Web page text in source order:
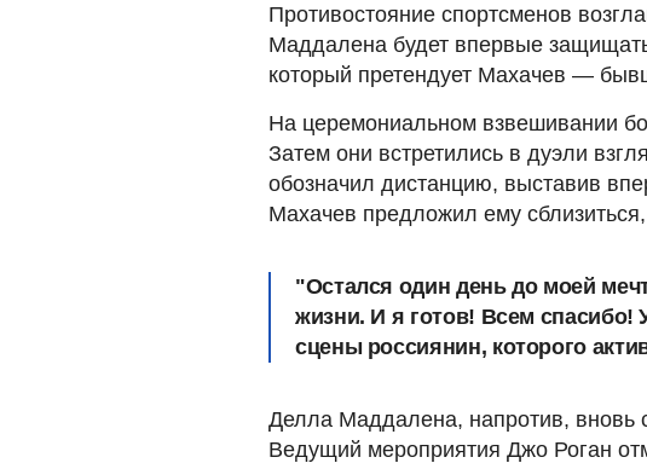
Противостояние спортсменов
Маддалена будет впервые
который претендует Махачев —
На церемониальном взвешивании
Затем они встретились в дуэли
обозначил дистанцию, выставив
Махачев предложил ему
"Остался один день до моей
жизни. И я готов! Всем спасибо!
сцены россиянин, которого
Делла Маддалена, напротив, вновь
Ведущий мероприятия Джо Роган